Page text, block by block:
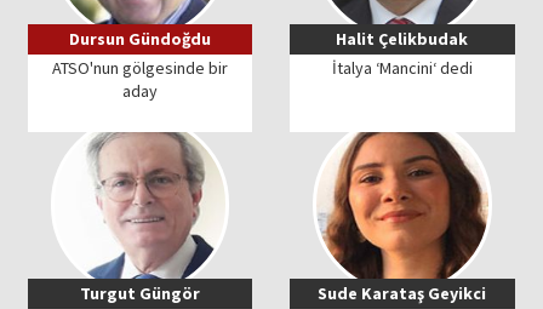
Dursun Gündoğdu
ATSO'nun gölgesinde bir
aday
Halit Çelikbudak
İtalya ‘Mancini‘ dedi
Turgut Güngör
Sude Karataş Geyikci